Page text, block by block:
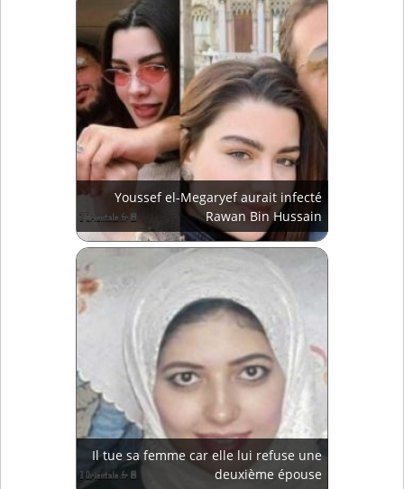
Youssef el-Megaryef aurait infecté
Rawan Bin Hussain
Il tue sa femme car elle lui refuse une
deuxième épouse